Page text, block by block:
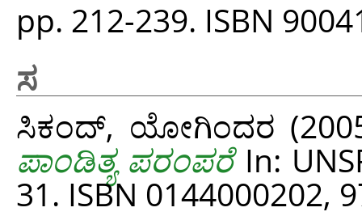
pp. 212-239. ISBN
ಸ
ಸಿಕಂದ್, ಯೋಗಿಂದರ
ಪಾಂಡಿತ್ಯ ಪರಂಪರೆIn:
31. ISBN 0144000202,